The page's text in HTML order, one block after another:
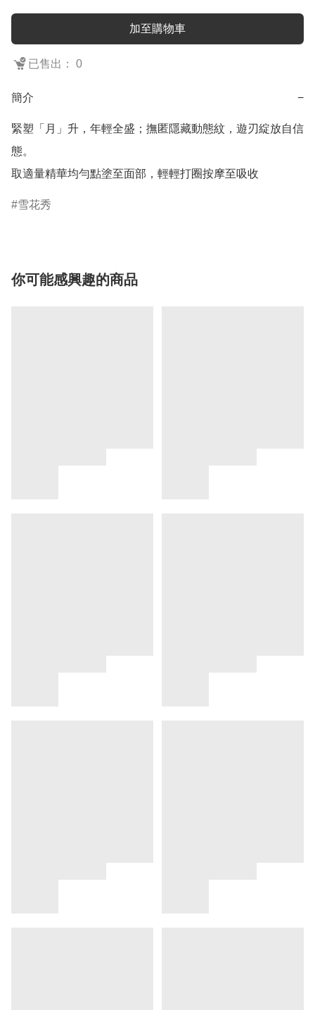
加至購物車
已售出： 0
簡介 −
緊塑「月」升，年輕全盛；撫匿隱藏動態紋，遊刃綻放自信
態。
雪花秀
你可能感興趣的商品